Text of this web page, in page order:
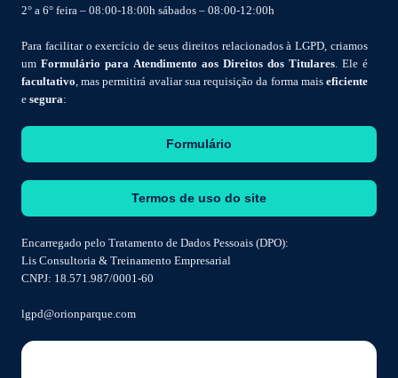
2° a 6° feira – 08:00-18:00h sábados – 08:00-12:00h
Para facilitar o exercício de seus direitos relacionados à LGPD, criamos
um Formulário para Atendimento aos Direitos dos Titulares . Ele é
facultativo , mas permitirá avaliar sua requisição da forma mais eficiente
e segura:
Formulário
Termos de uso do site
Encarregado pelo Tratamento de Dados Pessoais (DPO):
Lis Consultoria & Treinamento Empresarial
CNPJ: 18.571.987/0001-60
lgpd@orionparque.com